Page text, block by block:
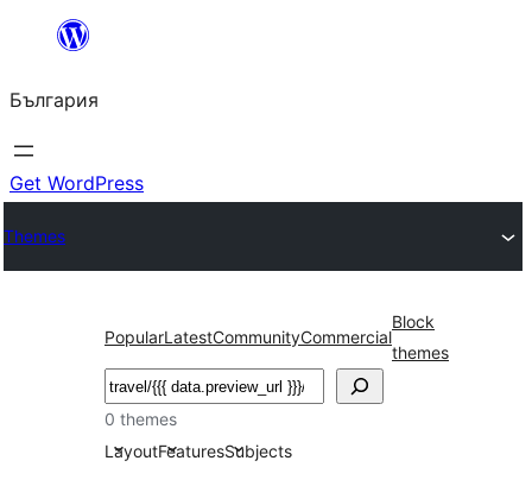
България
Get WordPress
Themes
PopularLatestCommunityCommercial
Block
themes
Търсене
0 themes
LayoutFeaturesSubjects